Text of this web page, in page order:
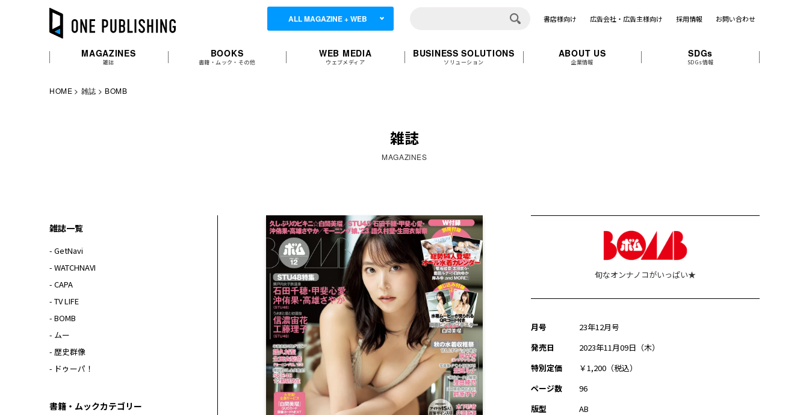
ALL MAGAZINE + WEB 書店様向け 広告会社・広告主様向け 採用情報 お問い合わせ
MAGAZINES
雑誌
BOOKS
書籍・ムック・その他
WEB MEDIA
ウェブメディア
BUSINESS SOLUTIONS
ソリューション
ABOUT US
企業情報
SDGs
SDGs情報
HOME 雑誌 BOMB
雑誌
MAGAZINES
旬なオンナノコがいっぱい★
月号
23年12月号
発売日
2023年11月09日（木）
特別定価
￥1,200（税込）
ページ数
96
版型
AB
雑誌一覧
- GetNavi
- WATCHNAVI
- CAPA
- TV LIFE
- BOMB
- ムー
- 歴史群像
- ドゥーパ！
書籍・ムックカテゴリー